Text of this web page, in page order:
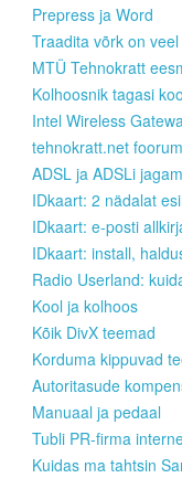
Prepress ja Word
Traadita võrk on
MTÜ Tehnokratt
Kolhoosnik tagasi
Intel Wireless
tehnokratt.net
ADSL ja ADSLi
IDkaart: 2 nädalat
IDkaart: e-posti
IDkaart: install,
Radio Userland:
Kool ja kolhoos
Kõik DivX teemad
Korduma kippuvad
Autoritasude
Manuaal ja pedaal
Tubli PR-firma
Kuidas ma tahtsin